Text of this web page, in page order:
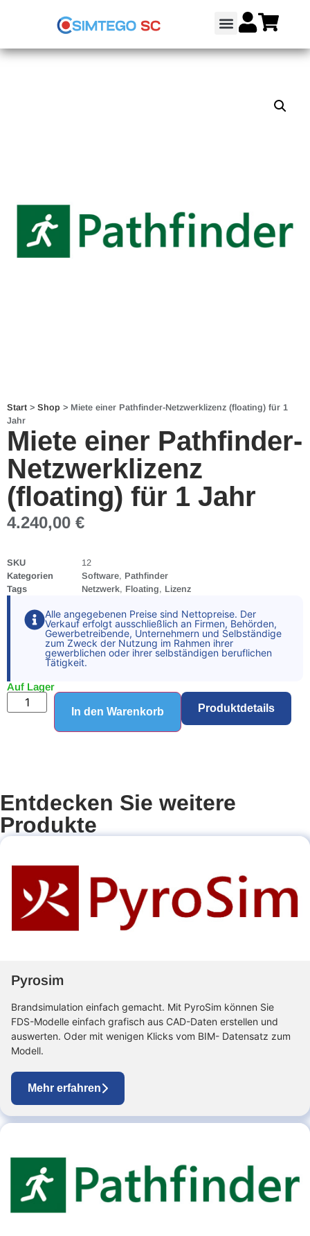
Start > Shop > Miete einer Pathfinder-Netzwerklizenz (floating) für 1
Jahr
Miete einer Pathfinder-
Netzwerklizenz
(floating) für 1 Jahr
4.240,00 €
SKU
12
Kategorien
Software, Pathfinder
Tags
Netzwerk, Floating, Lizenz
Alle angegebenen Preise sind Nettopreise. Der
Verkauf erfolgt ausschließlich an Firmen, Behörden,
Gewerbetreibende, Unternehmern und Selbständige
zum Zweck der Nutzung im Rahmen ihrer
gewerblichen oder ihrer selbständigen beruflichen
Tätigkeit.
Auf Lager
In den Warenkorb Produktdetails
Entdecken Sie weitere
Produkte
Pyrosim
Brandsimulation einfach gemacht. Mit PyroSim können Sie
FDS-Modelle einfach grafisch aus CAD-Daten erstellen und
auswerten. Oder mit wenigen Klicks vom BIM- Datensatz zum
Modell.
Mehr erfahren